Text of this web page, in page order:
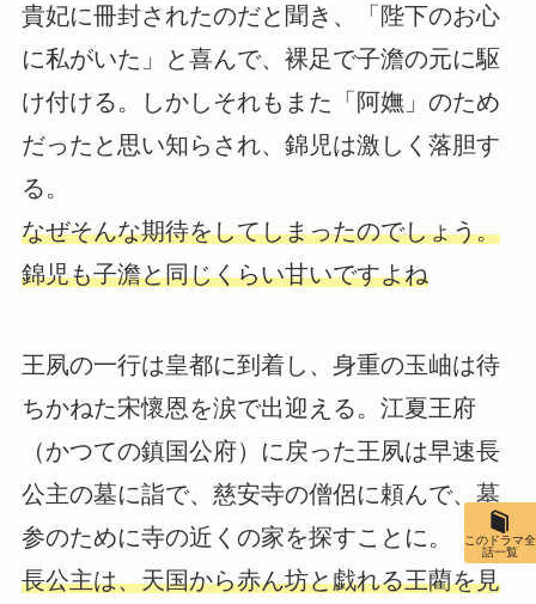
貴妃に冊封されたのだと聞き、「陛下のお心
に私がいた」と喜んで、裸足で子澹の元に駆
け付ける。しかしそれもまた「阿嫵」のため
だったと思い知らされ、錦児は激しく落胆す
る。
なぜそんな期待をしてしまったのでしょう。
錦児も子澹と同じくらい甘いですよね
王夙の一行は皇都に到着し、身重の玉岫は待
ちかねた宋懷恩を涙で出迎える。江夏王府
（かつての鎮国公府）に戻った王夙は早速長
公主の墓に詣で、慈安寺の僧侶に頼んで、墓
参のために寺の近くの家を探すことに。
長公主は、天国から赤ん坊と戯れる王藺を見
このドラマ全
話一覧